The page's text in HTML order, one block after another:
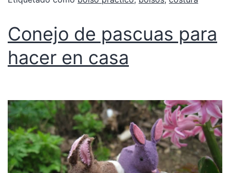
Conejo de pascuas para
hacer en casa